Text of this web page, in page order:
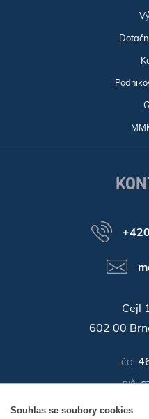
Cejl
602 00
IČO:
DIČ:
Souhlas se soubory cookies